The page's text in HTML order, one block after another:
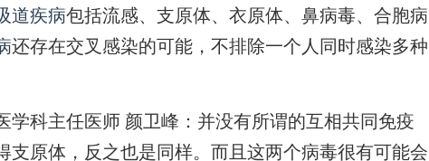
道疾病包括流感、支原体、衣原体、鼻病毒、合胞病
还存在交叉感染的可能，不排除一个人同时感染多种
科主任医师 颜卫峰：并没有所谓的互相共同免疫
支原体，反之也是同样。而且这两个病毒很有可能会